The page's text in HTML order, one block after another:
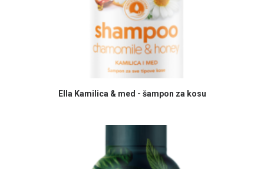
PROČITAJ VIŠE
Ella Kamilica & med - šampon za kosu